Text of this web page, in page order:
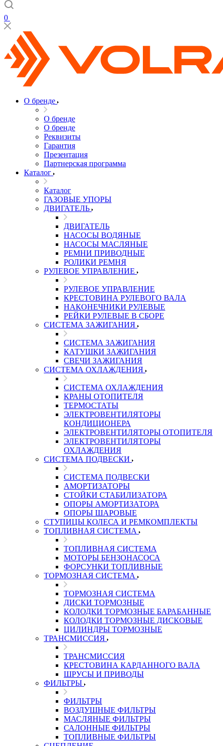
0
О бренде
О бренде
О бренде
Реквизиты
Гарантия
Презентация
Партнерская программа
Каталог
Каталог
ГАЗОВЫЕ УПОРЫ
ДВИГАТЕЛЬ
ДВИГАТЕЛЬ
НАСОСЫ ВОДЯНЫЕ
НАСОСЫ МАСЛЯНЫЕ
РЕМНИ ПРИВОДНЫЕ
РОЛИКИ РЕМНЯ
РУЛЕВОЕ УПРАВЛЕНИЕ
РУЛЕВОЕ УПРАВЛЕНИЕ
КРЕСТОВИНА РУЛЕВОГО ВАЛА
НАКОНЕЧНИКИ РУЛЕВЫЕ
РЕЙКИ РУЛЕВЫЕ В СБОРЕ
СИСТЕМА ЗАЖИГАНИЯ
СИСТЕМА ЗАЖИГАНИЯ
КАТУШКИ ЗАЖИГАНИЯ
СВЕЧИ ЗАЖИГАНИЯ
СИСТЕМА ОХЛАЖДЕНИЯ
СИСТЕМА ОХЛАЖДЕНИЯ
КРАНЫ ОТОПИТЕЛЯ
ТЕРМОСТАТЫ
ЭЛЕКТРОВЕНТИЛЯТОРЫ
КОНДИЦИОНЕРА
ЭЛЕКТРОВЕНТИЛЯТОРЫ ОТОПИТЕЛЯ
ЭЛЕКТРОВЕНТИЛЯТОРЫ
ОХЛАЖДЕНИЯ
СИСТЕМА ПОДВЕСКИ
СИСТЕМА ПОДВЕСКИ
АМОРТИЗАТОРЫ
СТОЙКИ СТАБИЛИЗАТОРА
ОПОРЫ АМОРТИЗАТОРА
ОПОРЫ ШАРОВЫЕ
СТУПИЦЫ КОЛЕСА И РЕМКОМПЛЕКТЫ
ТОПЛИВНАЯ СИСТЕМА
ТОПЛИВНАЯ СИСТЕМА
МОТОРЫ БЕНЗОНАСОСА
ФОРСУНКИ ТОПЛИВНЫЕ
ТОРМОЗНАЯ СИСТЕМА
ТОРМОЗНАЯ СИСТЕМА
ДИСКИ ТОРМОЗНЫЕ
КОЛОДКИ ТОРМОЗНЫЕ БАРАБАННЫЕ
КОЛОДКИ ТОРМОЗНЫЕ ДИСКОВЫЕ
ЦИЛИНДРЫ ТОРМОЗНЫЕ
ТРАНСМИССИЯ
ТРАНСМИССИЯ
КРЕСТОВИНА КАРДАННОГО ВАЛА
ШРУСЫ И ПРИВОДЫ
ФИЛЬТРЫ
ФИЛЬТРЫ
ВОЗДУШНЫЕ ФИЛЬТРЫ
МАСЛЯНЫЕ ФИЛЬТРЫ
САЛОННЫЕ ФИЛЬТРЫ
ТОПЛИВНЫЕ ФИЛЬТРЫ